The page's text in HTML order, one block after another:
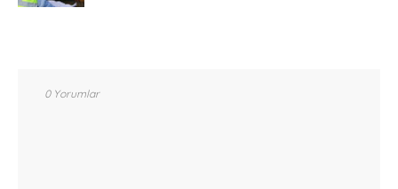
0 Yorumlar